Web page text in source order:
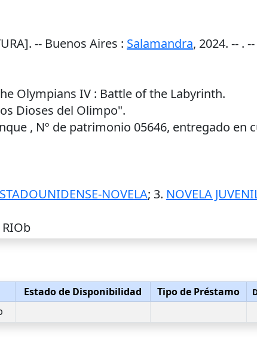
-- Buenos Aires : Salamandra, 2024. -- .
Olympians IV : Battle of the Labyrinth.
Dioses del Olimpo".
, Nº de patrimonio 05646, entregado en
NOVELA; 3. NOVELA
Estado de Disponibilidad Tipo de Préstamo